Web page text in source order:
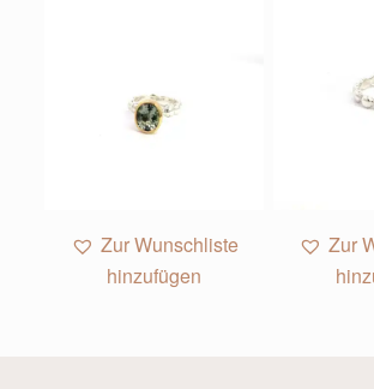
Zur Wunschliste
hinzufügen
Zur